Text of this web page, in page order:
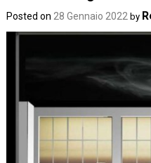
Posted on 28 Gennaio 2022 by